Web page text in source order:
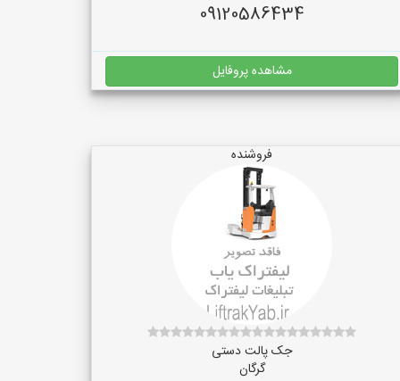
09120586434
مشاهده پروفایل
فروشنده
جک پالت دستی
گرگان